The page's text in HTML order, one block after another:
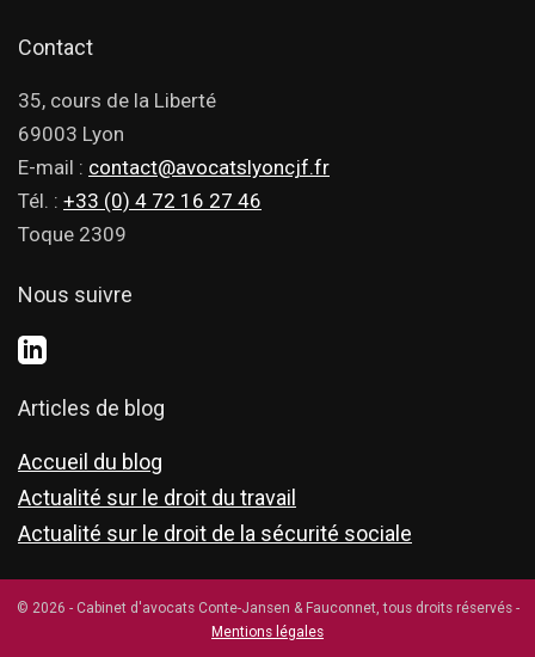
Contact
35, cours de la Liberté
69003 Lyon
E-mail : contact@avocatslyoncjf.fr
Tél. : +33 (0) 4 72 16 27 46
Toque 2309
Nous suivre
Articles de blog
Accueil du blog
Actualité sur le droit du travail
Actualité sur le droit de la sécurité sociale
© 2026 - Cabinet d'avocats Conte-Jansen & Fauconnet, tous droits réservés -
Mentions légales